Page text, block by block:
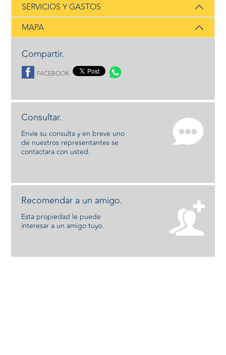
SERVICIOS Y GASTOS
MAPA
Compartir.
FACEBOOK
Consultar.
Envíe su consulta y en breve uno
de nuestros representantes se
contactara con usted.
Recomendar a un amigo.
Esta propiedad le puede
interesar a un amigo tuyo.